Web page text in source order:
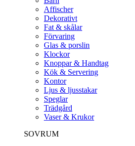
Affischer
Dekorativt
Fat & skålar
Förvaring
Glas & porslin
Klockor
Knoppar & Handtag
Kök & Servering
Kontor
Ljus & ljusstakar
Speglar
Trädgård
Vaser & Krukor
SOVRUM